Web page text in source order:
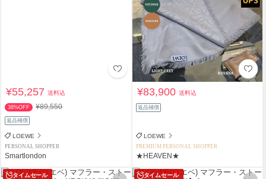
¥55,257送料込
38%OFF ¥89,550
返品補償
LOEWE
PERSONAL SHOPPER
Smartlondon
¥83,900送料込
返品補償
LOEWE
PREMIUM PERSONAL SHOPPER
★HEAVEN★
タイムセール タイムセール